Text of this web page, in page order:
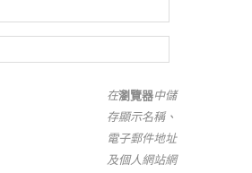
在瀏覽器中儲
存顯示名稱、
電子郵件地址
及個人網站網